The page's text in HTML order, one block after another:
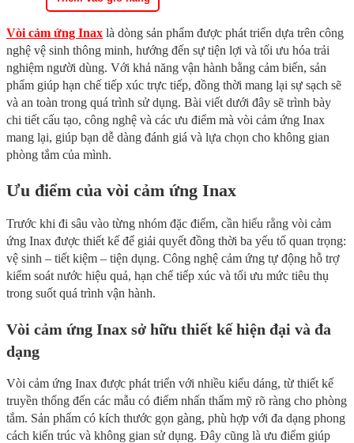
17.690.000 ₫.
Vòi cảm ứng Inax là dòng sản phẩm được phát triển dựa trên công
nghệ vệ sinh thông minh, hướng đến sự tiện lợi và tối ưu hóa trải
nghiệm người dùng. Với khả năng vận hành bằng cảm biến, sản
phẩm giúp hạn chế tiếp xúc trực tiếp, đồng thời mang lại sự sạch sẽ
và an toàn trong quá trình sử dụng. Bài viết dưới đây sẽ trình bày
chi tiết cấu tạo, công nghệ và các ưu điểm mà vòi cảm ứng Inax
mang lại, giúp bạn dễ dàng đánh giá và lựa chọn cho không gian
phòng tắm của mình.
Ưu điểm của vòi cảm ứng Inax
Trước khi đi sâu vào từng nhóm đặc điểm, cần hiểu rằng vòi cảm
ứng Inax được thiết kế để giải quyết đồng thời ba yếu tố quan trọng:
vệ sinh – tiết kiệm – tiện dụng. Công nghệ cảm ứng tự động hỗ trợ
kiểm soát nước hiệu quả, hạn chế tiếp xúc và tối ưu mức tiêu thụ
trong suốt quá trình vận hành.
Vòi cảm ứng Inax sở hữu thiết kế hiện đại và đa
dạng
Vòi cảm ứng Inax được phát triển với nhiều kiểu dáng, từ thiết kế
truyền thống đến các mẫu có điểm nhấn thẩm mỹ rõ ràng cho phòng
tắm. Sản phẩm có kích thước gọn gàng, phù hợp với đa dạng phong
cách kiến trúc và không gian sử dụng. Đây cũng là ưu điểm giúp